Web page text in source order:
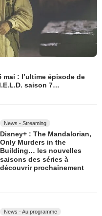
mai : l’ultime épisode de
saison 7…
News - Streaming
Disney+ : The Mandalorian,
Only Murders in the
Building… les nouvelles
saisons des séries à
découvrir prochainement
News - Au programme